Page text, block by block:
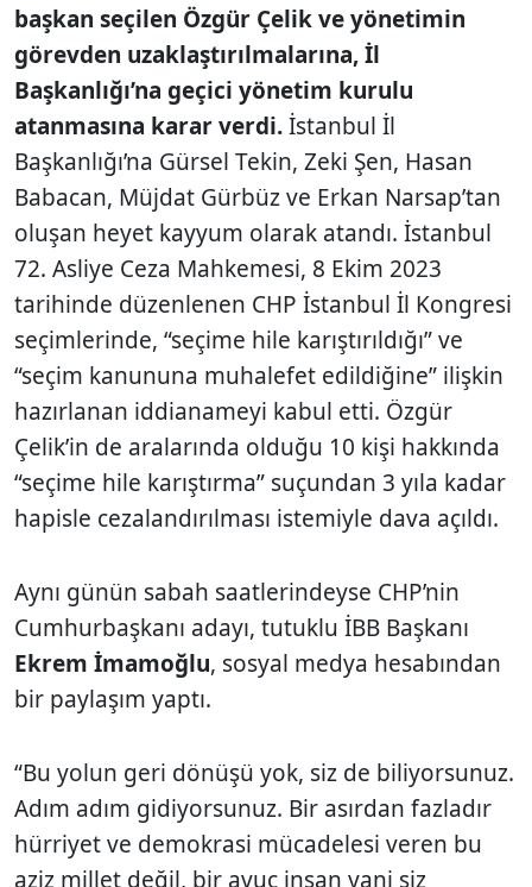
başkan seçilen Özgür Çelik ve yönetimin
görevden uzaklaştırılmalarına, İl
Başkanlığı’na geçici yönetim kurulu
atanmasına karar verdi.İstanbul İl
Başkanlığı’na Gürsel Tekin, Zeki Şen, Hasan
Babacan, Müjdat Gürbüz ve Erkan Narsap’tan
oluşan heyet kayyum olarak atandı. İstanbul
72. Asliye Ceza Mahkemesi, 8 Ekim 2023
tarihinde düzenlenen CHP İstanbul İl Kongresi
seçimlerinde, “seçime hile karıştırıldığı” ve
“seçim kanununa muhalefet edildiğine” ilişkin
hazırlanan iddianameyi kabul etti. Özgür
Çelik’in de aralarında olduğu 10 kişi hakkında
“seçime hile karıştırma” suçundan 3 yıla kadar
hapisle cezalandırılması istemiyle dava açıldı.
Aynı günün sabah saatlerindeyse CHP’nin
Cumhurbaşkanı adayı, tutuklu İBB Başkanı
Ekrem İmamoğlu, sosyal medya hesabından
bir paylaşım yaptı.
“Bu yolun geri dönüşü yok, siz de biliyorsunuz.
Adım adım gidiyorsunuz. Bir asırdan fazladır
hürriyet ve demokrasi mücadelesi veren bu
aziz millet değil, bir avuç insan yani siz